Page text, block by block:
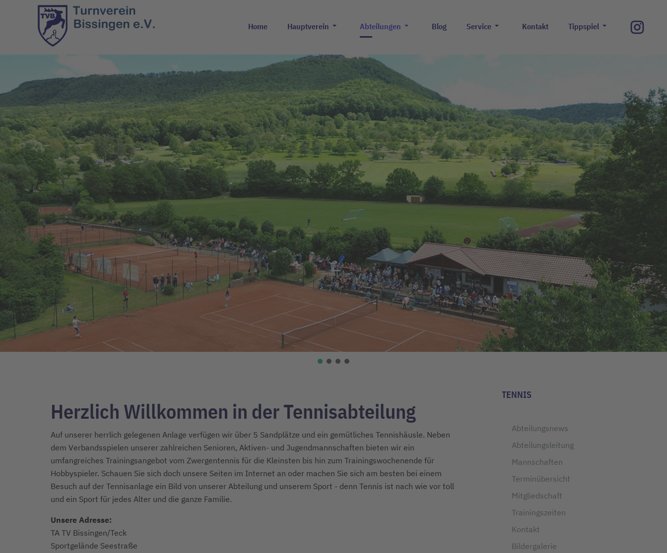
Home Hauptverein Abteilungen Blog Service Kontakt Tippspiel
Herzlich Willkommen in der Tennisabteilung
Auf unserer herrlich gelegenen Anlage verfügen wir über 5 Sandplätze und ein gemütliches Tennishäusle. Neben
dem Verbandsspielen unserer zahlreichen Senioren, Aktiven- und Jugendmannschaften bieten wir ein
umfangreiches Trainingsangebot vom Zwergentennis für die Kleinsten bis hin zum Trainingswochenende für
Hobbyspieler. Schauen Sie sich doch unsere Seiten im Internet an oder machen Sie sich am besten bei einem
Besuch auf der Tennisanlage ein Bild von unserer Abteilung und unserem Sport - denn Tennis ist nach wie vor toll
und ein Sport für jedes Alter und die ganze Familie.
Unsere Adresse:
TA TV Bissingen/Teck
Sportgelände Seestraße
TENNIS
Abteilungsnews
Abteilungsleitung
Mannschaften
Terminübersicht
Mitgliedschaft
Trainingszeiten
Kontakt
Bildergalerie